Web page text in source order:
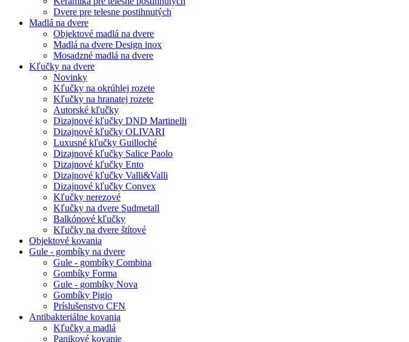
Dvere pre telesne postihnutých
Madlá na dvere
Objektové madlá na dvere
Madlá na dvere Design inox
Mosadzné madlá na dvere
Kľučky na dvere
Novinky
Kľučky na okrúhlej rozete
Kľučky na hranatej rozete
Autorské kľučky
Dizajnové kľučky DND Martinelli
Dizajnové kľučky OLIVARI
Luxusné kľučky Guilloché
Dizajnové kľučky Salice Paolo
Dizajnové kľučky Ento
Dizajnové kľučky Valli&Valli
Dizajnové kľučky Convex
Kľučky nerezové
Kľučky na dvere Sudmetall
Balkónové kľučky
Kľučky na dvere štítové
Objektové kovania
Gule - gombíky na dvere
Gule - gombíky Combina
Gombíky Forma
Gule - gombíky Nova
Gombíky Pigio
Príslušenstvo CFN
Antibakteriálne kovania
Kľučky a madlá
Panikové kovanie